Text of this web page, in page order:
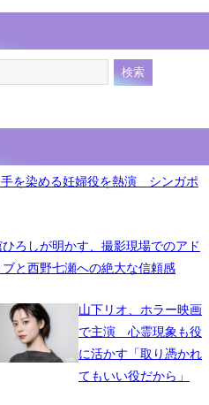
を染める妊婦役を熱演 シンガポ
ひろしが明かす、撮影現場でのアド
ブと西野七瀬への絶大な信頼感
山下リオ、ホラー映画
で主演 心霊現象も役
に活かす「取り憑かれ
てもいい役だから」